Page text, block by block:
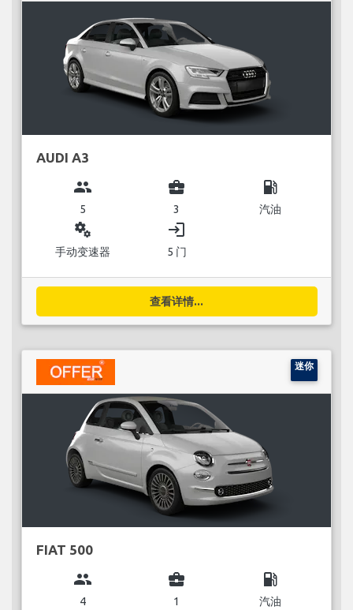
AUDI A3
group
5
business_center
3
local_gas_station
汽油
miscellaneous_services
手动变速器
login
5 门
查看详情...
迷你
FIAT 500
group
4
business_center
1
local_gas_station
汽油